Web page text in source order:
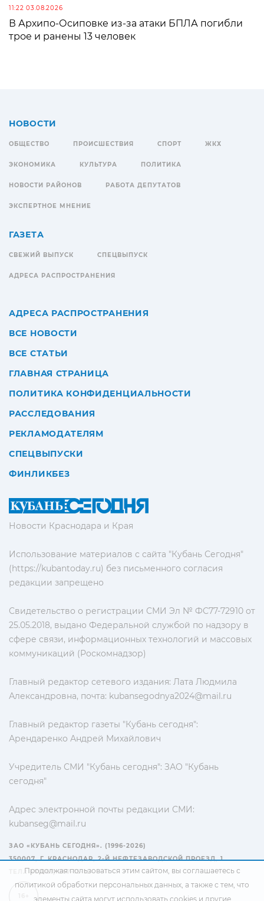
11:22 03.08.2026
В Архипо-Осиповке из-за атаки БПЛА погибли
трое и ранены 13 человек
Новости Краснодара и Края
Использование материалов с сайта "Кубань Сегодня"
(https://kubantoday.ru) без письменного согласия
редакции запрещено
Свидетельство о регистрации СМИ Эл № ФС77-72910 от
25.05.2018, выдано Федеральной службой по надзору в
сфере связи, информационных технологий и массовых
коммуникаций (Роскомнадзор)
Главный редактор сетевого издания: Лата Людмила
Александровна, почта: kubansegodnya2024@mail.ru
Главный редактор газеты "Кубань сегодня":
Арендаренко Андрей Михайлович
Учредитель СМИ "Кубань сегодня": ЗАО "Кубань
сегодня"
Адрес электронной почты редакции СМИ:
kubanseg@mail.ru
НОВОСТИ
ОБЩЕСТВО ПРОИСШЕСТВИЯ СПОРТ ЖКХ
ЭКОНОМИКА КУЛЬТУРА ПОЛИТИКА
НОВОСТИ РАЙОНОВ РАБОТА ДЕПУТАТОВ
ЭКСПЕРТНОЕ МНЕНИЕ
ГАЗЕТА
СВЕЖИЙ ВЫПУСК СПЕЦВЫПУСК
АДРЕСА РАСПРОСТРАНЕНИЯ
АДРЕСА РАСПРОСТРАНЕНИЯ
ВСЕ НОВОСТИ
ВСЕ СТАТЬИ
ГЛАВНАЯ СТРАНИЦА
ПОЛИТИКА КОНФИДЕНЦИАЛЬНОСТИ
РАССЛЕДОВАНИЯ
РЕКЛАМОДАТЕЛЯМ
СПЕЦВЫПУСКИ
ФИНЛИКБЕЗ
ЗАО «КУБАНЬ СЕГОДНЯ». (1996-2026)
350007, Г. КРАСНОДАР, 2-Й НЕФТЕЗАВОДСКОЙ ПРОЕЗД, 1
ТЕЛ.: +7(861) 267-15-15
Продолжая пользоваться этим сайтом, вы соглашаетесь с
политикой обработки персональных данных, а также с тем, что
элементы сайта могут использовать cookies и другие